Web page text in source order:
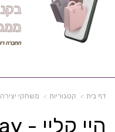
דף בית קטגוריות משחקי יצירה